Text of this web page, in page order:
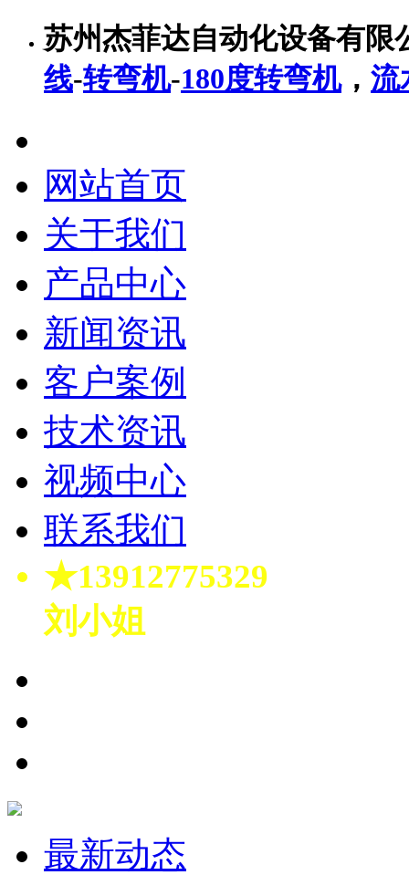
苏州杰菲达自动化设备有限
线-转弯机-180度转弯机， 流
网站首页
关于我们
产品中心
新闻资讯
客户案例
技术资讯
视频中心
联系我们
★13912775329
刘小姐
最新动态